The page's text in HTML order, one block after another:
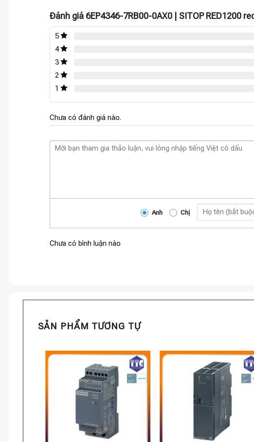
Đánh giá 6EP4346-7RB00-0AX0 | SITOP RED1200
5
4
3
2
1
Chưa có đánh giá nào.
Anh Chị
Chưa có bình luận nào
SẢN PHẨM TƯƠNG TỰ